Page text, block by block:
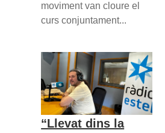
moviment van cloure el
curs conjuntament...
“Llevat dins la